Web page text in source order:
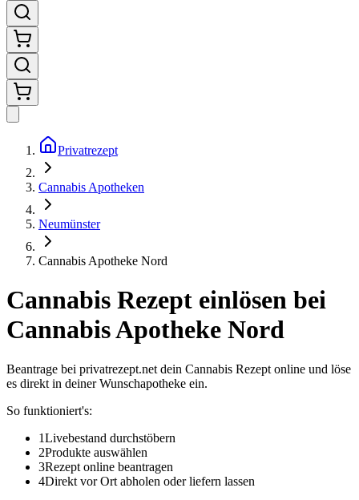
Privatrezept
Cannabis Apotheken
Neumünster
Cannabis Apotheke Nord
Cannabis Rezept einlösen bei
Cannabis Apotheke Nord
Beantrage bei privatrezept.net dein Cannabis Rezept online und löse
es direkt in deiner Wunschapotheke ein.
So funktioniert's:
1Livebestand durchstöbern
2Produkte auswählen
3Rezept online beantragen
4Direkt vor Ort abholen oder liefern lassen